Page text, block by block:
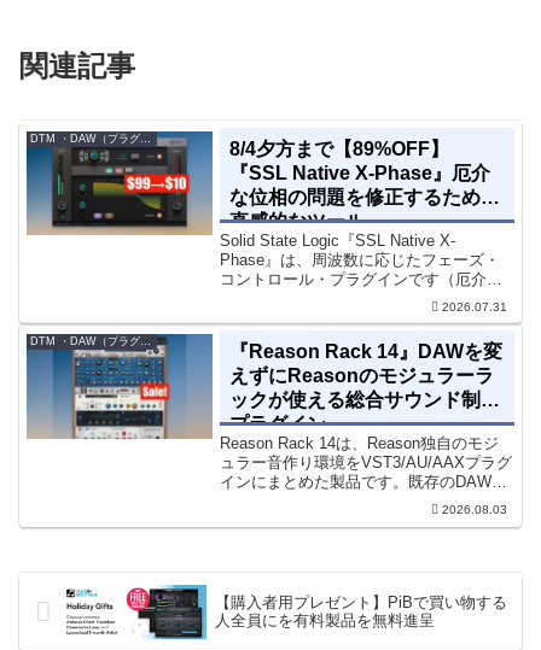
関連記事
DTM ・DAW（プラグイン、シンセなど）のセール情報
8/4夕方まで【89%OFF】
『SSL Native X-Phase』厄介
な位相の問題を修正するための
直感的なツール
Solid State Logic『SSL Native X-
Phase』は、周波数に応じたフェーズ・
コントロール・プラグインです（厄介な
位相の問題を修正するための直感的なツ
ールです）。特定の周波数で位相をシフ
2026.07.31
DTM ・DAW（プラグイン、シンセなど）のセール情報
『Reason Rack 14』DAWを変
えずにReasonのモジュラーラ
ックが使える総合サウンド制作
プラグイン
Reason Rack 14は、Reason独自のモジ
ュラー音作り環境をVST3/AU/AAXプラグ
インにまとめた製品です。既存のDAWを
乗り換えることなく、68種類のシンセや
2026.08.03
【購入者用プレゼント】PiBで買い物する
人全員にを有料製品を無料進呈